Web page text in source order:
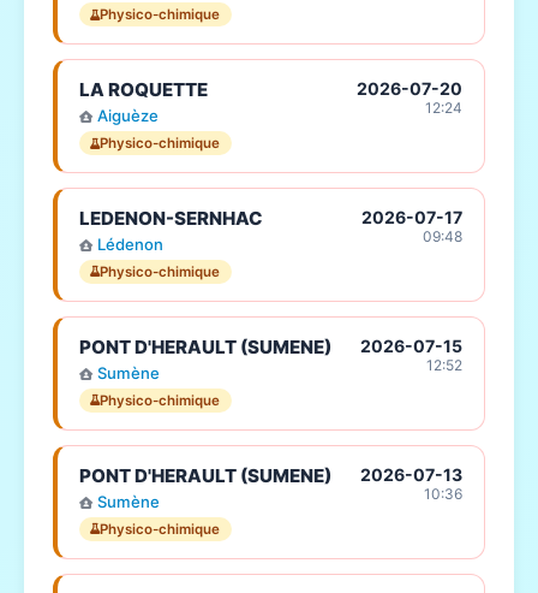
Physico-chimique
LA ROQUETTE
Aiguèze
Physico-chimique
2026-07-20
12:24
LEDENON-SERNHAC
Lédenon
Physico-chimique
2026-07-17
09:48
PONT D'HERAULT (SUMENE)
Sumène
Physico-chimique
2026-07-15
12:52
PONT D'HERAULT (SUMENE)
Sumène
Physico-chimique
2026-07-13
10:36